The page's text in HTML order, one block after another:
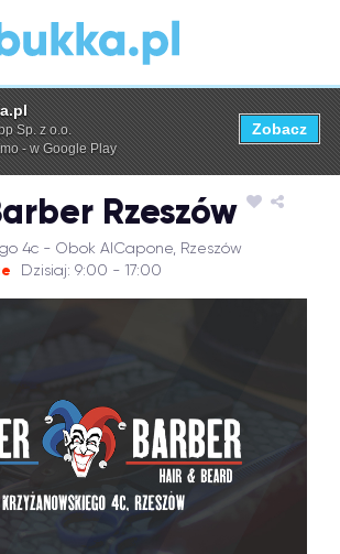
Rzeszów
4c - Obok AlCapone, Rzeszów
Dzisiaj: 9:00 - 17:00
Sp. z o.o.
- w Google Play
Zobacz